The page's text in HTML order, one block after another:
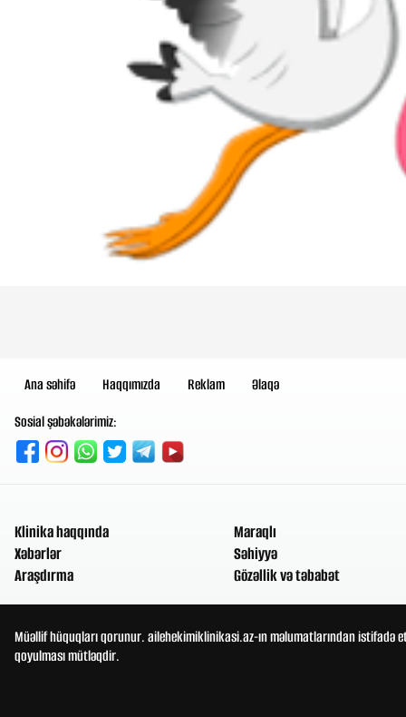
Ana səhifə Haqqımızda Reklam
Əlaqə
Sosial şəbəkələrimiz:
Klinika haqqında
Xəbərlər
Araşdırma
Maraqlı
Səhiyyə
Gözəllik və təbabət
Müəllif hüquqları qorunur. ailehekimiklinikasi.az-ın məlumatlarından
qoyulması mütləqdir.